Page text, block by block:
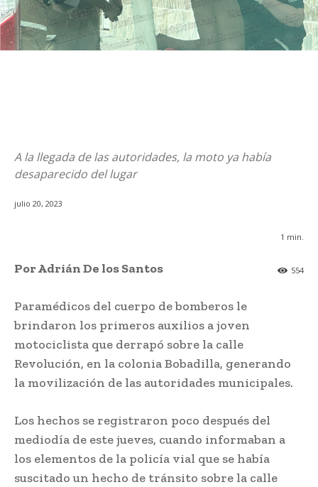
A la llegada de las autoridades, la moto ya había
desaparecido del lugar
julio 20, 2023
1 min.
554
Por Adrián De los Santos
Paramédicos del cuerpo de bomberos le
brindaron los primeros auxilios a joven
motociclista que derrapó sobre la calle
Revolución, en la colonia Bobadilla, generando
la movilización de las autoridades municipales.
Los hechos se registraron poco después del
mediodía de este jueves, cuando informaban a
los elementos de la policía vial que se había
suscitado un hecho de tránsito sobre la calle